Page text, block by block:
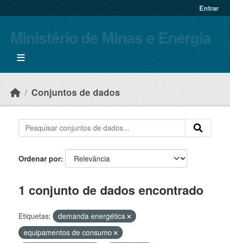
Entrar
Ministério de Minas e Energia
Conjuntos de dados
Ordenar por
1 conjunto de dados encontrado
Etiquetas:
demanda energética
equipamentos de consumo